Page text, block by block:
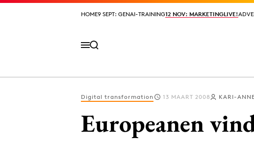
HOME9 SEPT: GENAI-TRAINING12 NOV: MARKETINGLIVE!
HOME9 SEPT: GENAI-TRAINING12 NOV: MARKETINGLIVE!
Digital transformation 13 MAART 2008 KARI-
Europeanen